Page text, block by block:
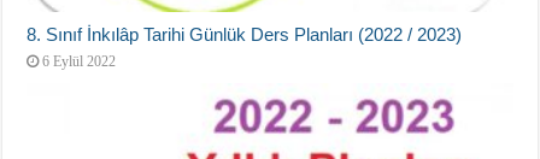
8. Sınıf İnkılâp Tarihi Günlük Ders Planları (2022 / 2023)
6 Eylül 2022